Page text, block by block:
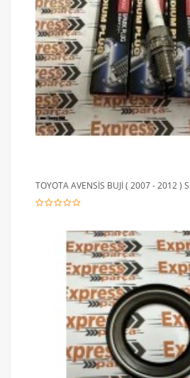
TOYOTA AVENSİS BUJİ ( 2007 - 2012 )